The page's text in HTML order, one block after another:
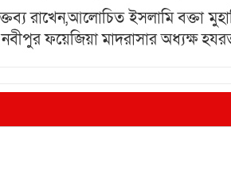
রাখেন,আলোচিত ইসলামি বক্তা
ফয়েজিয়া মাদরাসার অধ্যক্ষ